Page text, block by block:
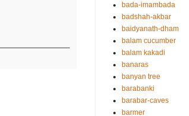
bada-imambada
badshah-akbar
baidyanath-dham
balam cucumber
balam kakadi
banaras
banyan tree
barabanki
barabar-caves
barmer